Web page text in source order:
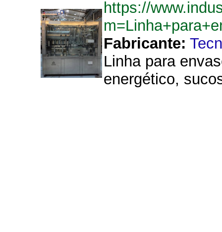
https://
Fabricante:
Linha para
energético,